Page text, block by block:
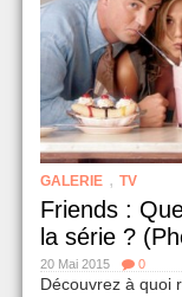
GALERIE , TV
Friends :
la série ?
20 Mai 2015 0
Découvrez à quoi